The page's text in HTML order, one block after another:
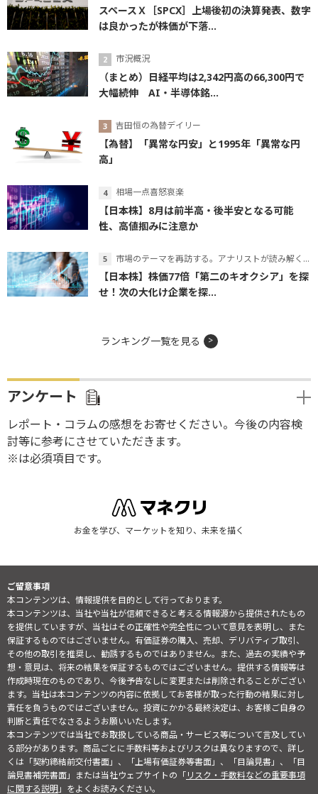
スペースＸ［SPCX］上場後初の決算発表、数字
は良かったが株価が下落...
市況概況
（まとめ）日経平均は2,342円高の66,300円で
大幅続伸 AI・半導体銘...
吉田恒の為替デイリー
【為替】「異常な円安」と1995年「異常な円
高」
相場一点喜怒哀楽
【日本株】8月は前半高・後半安となる可能
性、高値掴みに注意か
市場のテーマを再訪する。アナリストが読み解くテーマの本質
【日本株】株価77倍「第二のキオクシア」を探
せ！次の大化け企業を探...
ランキング一覧を見る
アンケート
レポート・コラムの感想をお寄せください。今後の内容検
討等に参考にさせていただきます。
※は必須項目です。
お金を学び、マーケットを知り、未来を描く
ご留意事項
本コンテンツは、情報提供を目的として行っております。
本コンテンツは、当社や当社が信頼できると考える情報源から提供されたもの
を提供していますが、当社はその正確性や完全性について意見を表明し、また
保証するものではございません。有価証券の購入、売却、デリバティブ取引、
その他の取引を推奨し、勧誘するものではありません。また、過去の実績や予
想・意見は、将来の結果を保証するものではございません。提供する情報等は
作成時現在のものであり、今後予告なしに変更または削除されることがござい
ます。当社は本コンテンツの内容に依拠してお客様が取った行動の結果に対し
責任を負うものではございません。投資にかかる最終決定は、お客様ご自身の
判断と責任でなさるようお願いいたします。
本コンテンツでは当社でお取扱している商品・サービス等について言及してい
る部分があります。商品ごとに手数料等およびリスクは異なりますので、詳し
くは「契約締結前交付書面」、「上場有価証券等書面」、「目論見書」、「目
論見書補完書面」または当社ウェブサイトの「リスク・手数料などの重要事項
に関する説明」をよくお読みください。